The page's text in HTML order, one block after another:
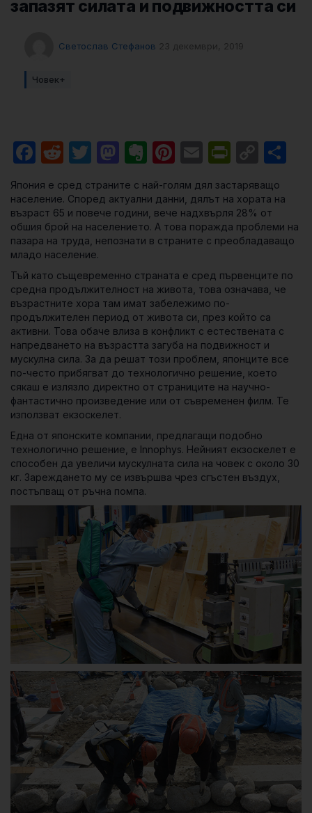
запазят силата и подвижността си
Светослав Стефанов 23 декември, 2019
Човек+
Facebook
RedditTwitter
Mastodon
Evernote
Pinterest
Email
Япония е сред страните с най-голям дял застаряващо
население. Според актуални данни, дялът на хората на
възраст 65 и повече години, вече надхвърля 28% от
обшия брой на населението. А това поражда проблеми на
пазара на труда, непознати в страните с преобладаващо
младо население.
Тъй като същевременно страната е сред първенците по
средна продължителност на живота, това означава, че
възрастните хора там имат забележимо по-
продължителен период от живота си, през който са
активни. Това обаче влиза в конфликт с естествената с
напредването на възрастта загуба на подвижност и
мускулна сила. За да решат този проблем, японците все
по-често прибягват до технологично решение, което
сякаш е излязло директно от страниците на научно-
фантастично произведение или от съвременен филм. Те
използват екзоскелет.
Една от японските компании, предлагащи подобно
технологично решение, е Innophys. Нейният екзоскелет е
способен да увеличи мускулната сила на човек с около 30
кг. Зареждането му се извършва чрез сгъстен въздух,
постъпващ от ръчна помпа.